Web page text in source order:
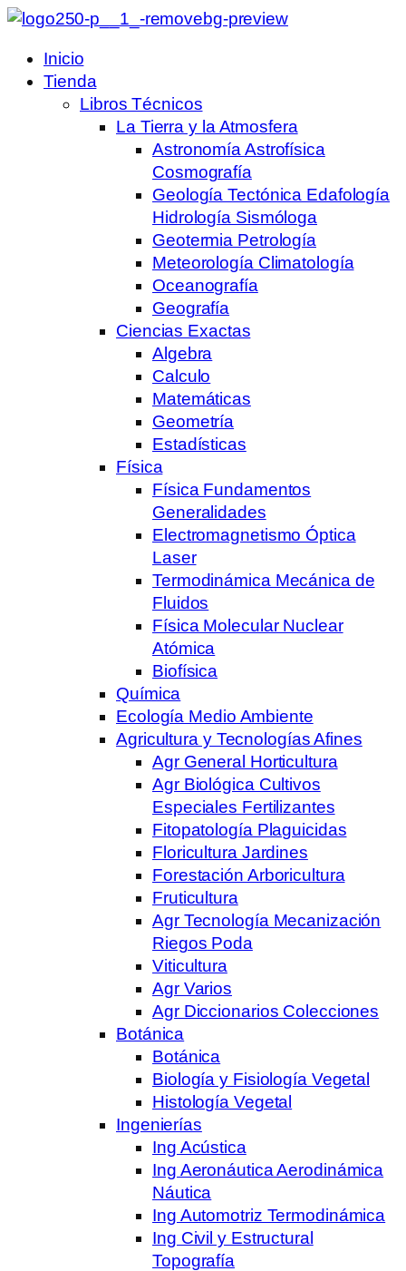
Inicio
Tienda
Libros Técnicos
La Tierra y la Atmosfera
Astronomía Astrofísica
Cosmografía
Geología Tectónica Edafología
Hidrología Sismóloga
Geotermia Petrología
Meteorología Climatología
Oceanografía
Geografía
Ciencias Exactas
Algebra
Calculo
Matemáticas
Geometría
Estadísticas
Física
Física Fundamentos
Generalidades
Electromagnetismo Óptica
Laser
Termodinámica Mecánica de
Fluidos
Física Molecular Nuclear
Atómica
Biofísica
Química
Ecología Medio Ambiente
Agricultura y Tecnologías Afines
Agr General Horticultura
Agr Biológica Cultivos
Especiales Fertilizantes
Fitopatología Plaguicidas
Floricultura Jardines
Forestación Arboricultura
Fruticultura
Agr Tecnología Mecanización
Riegos Poda
Viticultura
Agr Varios
Agr Diccionarios Colecciones
Botánica
Botánica
Biología y Fisiología Vegetal
Histología Vegetal
Ingenierías
Ing Acústica
Ing Aeronáutica Aerodinámica
Náutica
Ing Automotriz Termodinámica
Ing Civil y Estructural
Topografía